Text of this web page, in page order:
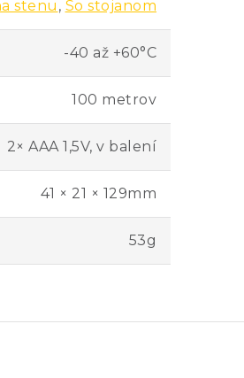
stenu , So stojanom
-40 až +60°C
100 metrov
2× AAA 1,5V, v balení
41 × 21 × 129mm
53g